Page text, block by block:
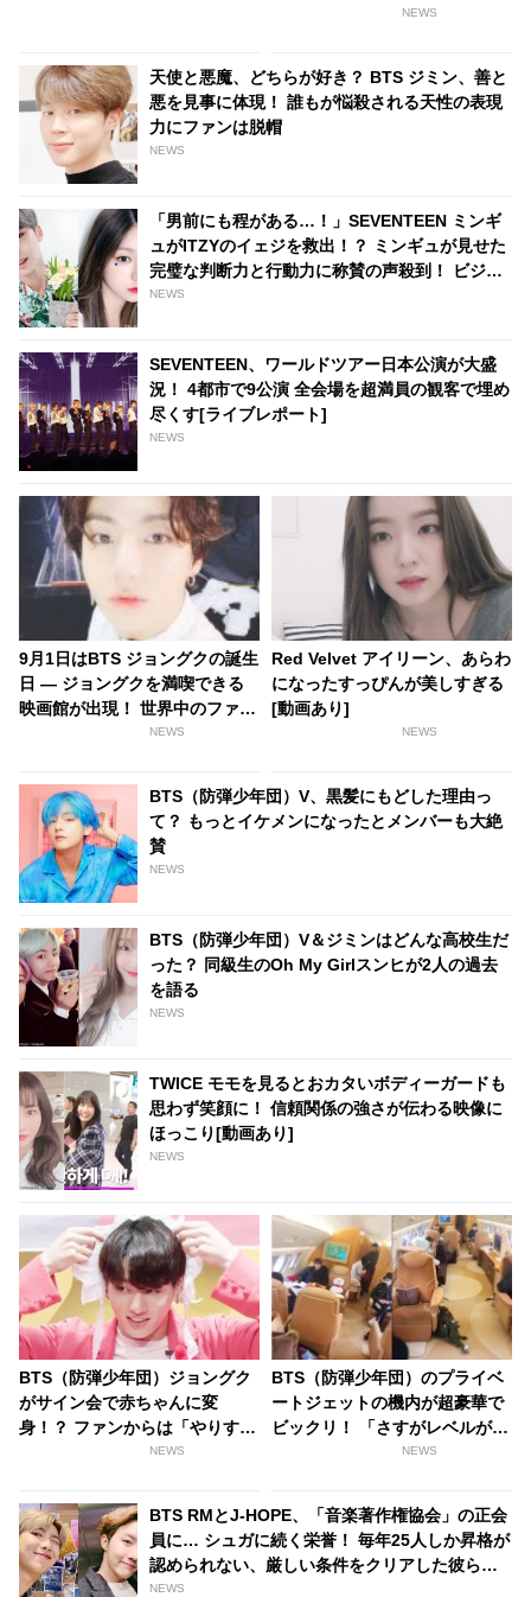
NEWS
天使と悪魔、どちらが好き？ BTS ジミン、善と
悪を見事に体現！ 誰もが悩殺される天性の表現
力にファンは脱帽
NEWS
「男前にも程がある…！」SEVENTEEN ミンギ
ュがITZYのイェジを救出！？ ミンギュが見せた
完璧な判断力と行動力に称賛の声殺到！ ビジュ
アルに負けない人柄の美しさを証明
NEWS
SEVENTEEN、ワールドツアー日本公演が大盛
況！ 4都市で9公演 全会場を超満員の観客で埋め
尽くす[ライブレポート]
NEWS
9月1日はBTS ジョングクの誕生
日 ― ジョングクを満喫できる
映画館が出現！ 世界中のファン
が熱く盛り上がれる企画も続々
NEWS
Red Velvet アイリーン、あらわ
になったすっぴんが美しすぎる
[動画あり]
NEWS
BTS（防弾少年団）V、黒髪にもどした理由っ
て？ もっとイケメンになったとメンバーも大絶
賛
NEWS
BTS（防弾少年団）V＆ジミンはどんな高校生だ
った？ 同級生のOh My Girlスンヒが2人の過去
を語る
NEWS
TWICE モモを見るとおカタいボディーガードも
思わず笑顔に！ 信頼関係の強さが伝わる映像に
ほっこり[動画あり]
NEWS
BTS（防弾少年団）ジョングク
がサイン会で赤ちゃんに変
身！？ ファンからは「やりす
NEWS
BTS（防弾少年団）のプライベ
ートジェットの機内が超豪華で
ビックリ！ 「さすがレベルが違
う」とファン感心NEWS
BTS RMとJ-HOPE、「音楽著作権協会」の正会
員に… シュガに続く栄誉！ 毎年25人しか昇格が
認められない、厳しい条件をクリアした彼らに
「さすが」と称賛の声
NEWS